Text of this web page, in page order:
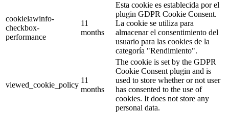
cookielawinfo-
checkbox-
performance
11
months
Esta cookie es establecida por el
plugin GDPR Cookie Consent.
La cookie se utiliza para
almacenar el consentimiento del
usuario para las cookies de la
categoría "Rendimiento".
viewed_cookie_policy
11
months
The cookie is set by the GDPR
Cookie Consent plugin and is
used to store whether or not user
has consented to the use of
cookies. It does not store any
personal data.